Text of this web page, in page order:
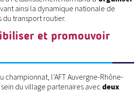
ainsi la dynamique nationale de
transport routier.
et promouvoir
championnat, l’AFT Auvergne-Rhône-
du village partenaires avec deux